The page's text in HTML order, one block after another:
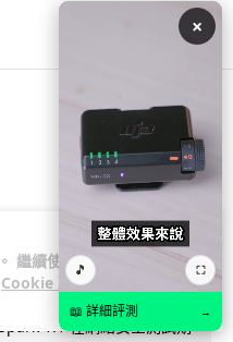
繼續使用
Cookie 政
入侵他家公司 三
漏洞
1.1 在網絡安全測試期
×
🎵 ⛶
📖 詳細評測 →